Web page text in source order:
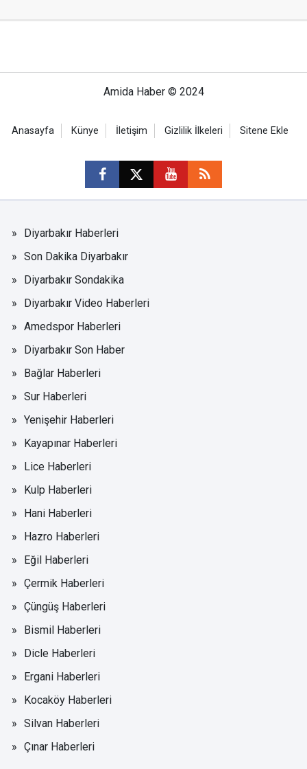
Amida Haber © 2024
Anasayfa Künye İletişim Gizlilik İlkeleri Sitene Ekle
Diyarbakır Haberleri
Son Dakika Diyarbakır
Diyarbakır Sondakika
Diyarbakır Video Haberleri
Amedspor Haberleri
Diyarbakır Son Haber
Bağlar Haberleri
Sur Haberleri
Yenişehir Haberleri
Kayapınar Haberleri
Lice Haberleri
Kulp Haberleri
Hani Haberleri
Hazro Haberleri
Eğil Haberleri
Çermik Haberleri
Çüngüş Haberleri
Bismil Haberleri
Dicle Haberleri
Ergani Haberleri
Kocaköy Haberleri
Silvan Haberleri
Çınar Haberleri